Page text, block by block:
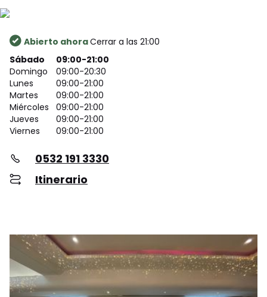
Abierto ahoraCerrar a las 21:00
Sábado
09:00-21:00
Domingo
09:00-20:30
Lunes
09:00-21:00
Martes
09:00-21:00
Miércoles
09:00-21:00
Jueves
09:00-21:00
Viernes
09:00-21:00
0532 191 3330
Itinerario